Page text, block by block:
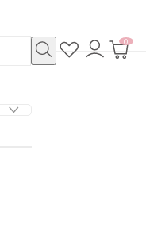
お
気
ロ
グ
カ
0